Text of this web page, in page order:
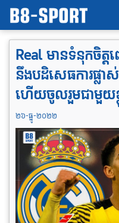
Real មានទំនុក​ចិត្
នឹង​បដិសេធ​ការ​ផ្ល
ហើយចូលរួមជាមួយ
២៦-ធ្នូ-២០២២